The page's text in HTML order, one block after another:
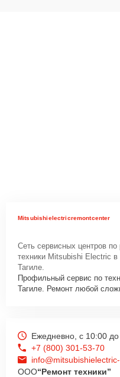
Mitsubishielectricremontcenter
Сеть сервисных центров по
техники Mitsubishi Electric
Тагиле.
Профильный сервис по
Тагиле. Ремонт любой
Ежедневно, с 10:00
+7 (800) 301-53-70
ООО“Ремонт техники”